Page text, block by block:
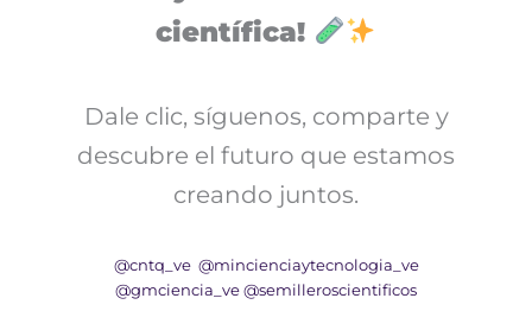
científica!
Dale clic, síguenos, comparte y
descubre el futuro que estamos
creando juntos.
@cntq_ve @mincienciaytecnologia_ve
@gmciencia_ve @semilleroscientificos